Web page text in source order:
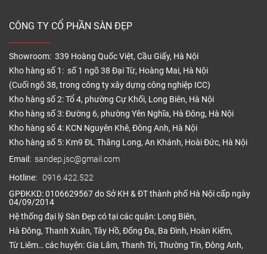
CÔNG TY CỔ PHẦN SÀN ĐẸP
Showroom: 339 Hoàng Quốc Việt, Cầu Giấy, Hà Nội
Kho hàng số 1: số 1 ngõ 38 Đại Từ, Hoàng Mai, Hà Nội
(Cuối ngõ 38, trong công ty xây dựng công nghiệp ICC)
Kho hàng số 2: Tổ 4, phường Cự Khối, Long Biên, Hà Nội
Kho hàng số 3: Đường 6, phường Yên Nghĩa, Hà Đông, Hà Nội
Kho hàng số 4: KCN Nguyên Khê, Đông Anh, Hà Nội
Kho hàng số 5: Km9 ĐL Thăng Long, An Khánh, Hoài Đức, Hà Nội
Email: sandep.jsc@gmail.com
Hotline: 0916.422.522
GPĐKKD: 0106629567 do Sở KH & ĐT thành phố Hà Nội cấp ngày
04/09/2014
Hệ thống đại lý Sàn Đẹp có tại các quận: Long Biên,
Hà Đông, Thanh Xuân, Tây Hồ, Đống Đa, Ba Đình, Hoàn Kiếm,
Từ Liêm… các huyện: Gia Lâm, Thanh Trì, Thường Tín, Đông Anh,